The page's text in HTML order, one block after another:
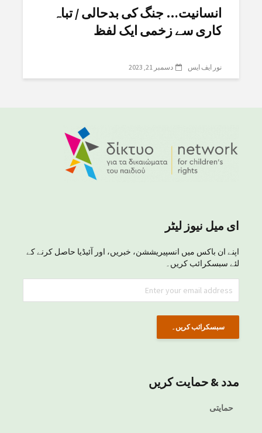
انسانیت… جنگ کی بدحالی / تباہ
کاری سے زخمی ایک لفظ
نور ایف ایس دسمبر 21, 2023
ای میل نیوز لیٹر
اپنے ان باکس میں انسپیریششن، خبریں، اور آئیڈیا حاصل کرنے کے
لئے سبسکرائب کریں۔
مدد & حمایت کریں
حمایتی